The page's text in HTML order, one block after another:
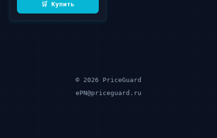
🛒 Купить
© 2026 PriceGuard
ePN@priceguard.ru